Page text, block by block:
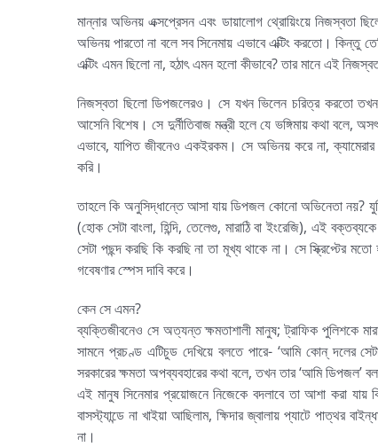
মান্নার অভিনয় এক্সপ্রেসন এবং ডায়ালোগ থ্রোয়িংয়ে নিজস্বতা
অভিনয় পারতো না বলে সব সিনেমায় এভাবে এক্টিং করতো। কিন্তু
এক্টিং এমন ছিলো না, হঠাৎ এমন হলো কীভাবে? তার মানে এই
নিজস্বতা ছিলো ডিপজলেরও। সে যখন ভিলেন চরিত্র করতো তখন
আসেনি বিশেষ। সে দুর্নীতিবাজ মন্ত্রী হলে যে ভঙ্গিমায় কথা বলে,
এভাবে, যাপিত জীবনেও একইরকম। সে অভিনয় করে না, ক্যামেরার
করি।
তাহলে কি অনুসিদ্ধান্তে আসা যায় ডিপজল কোনো অভিনেতা নয়?
(হোক সেটা বাংলা, হিন্দি, তেলেগু, মারাঠি বা ইংরেজি), এই
সেটা পছন্দ করছি কি করছি না তা মূখ্য থাকে না। সে স্ক্রিপ্টের
গবেষণার স্পেস দাবি করে।
কেন সে এমন?
ব্যক্তিজীবনেও সে অত্যন্ত ক্ষমতাশালী মানুষ; ট্রাফিক পুলিশকে
সামনে প্রচণ্ড এটিচুড দেখিয়ে বলতে পারে- ‘আমি কোন্ দলের
সরকারের ক্ষমতা অপব্যবহারের কথা বলে, তখন তার ‘আমি ডিপজল’
এই মানুষ সিনেমার প্রয়োজনে নিজেকে বদলাবে তা আশা করা যায়
বাসস্ট্যান্ডে না খাইয়া আছিলাম, ক্ষিদার জ্বালায় প্যাটে পাত্থর
না।